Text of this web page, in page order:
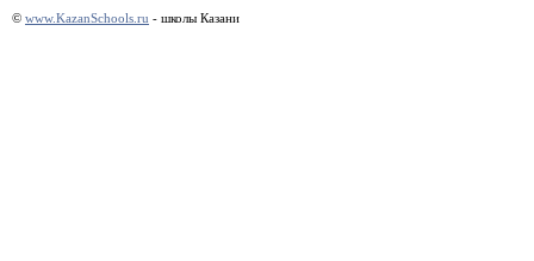
© www.KazanSchools.ru - школы Казани